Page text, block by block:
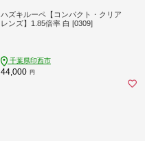
ハズキルーペ【コンパクト・クリア
レンズ】1.85倍率 白 [0309]
千葉県印西市
44,000 円